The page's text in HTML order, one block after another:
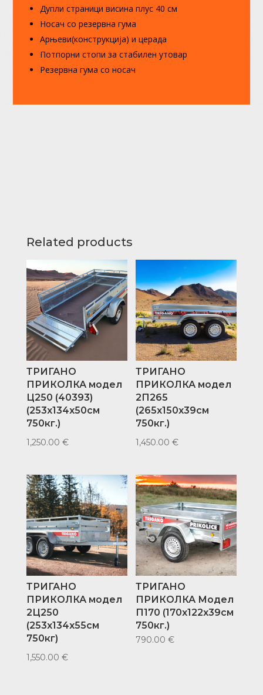
Дупли страници висина плус 40 см
Носач со резервна гума
Арњеви(конструкција) и церада
Потпорни стопи за стабилен утовар
Резервна гума со носач
Related products
ТРИГАНО
ПРИКОЛКА модел
Ц250 (40393)
(253х134х50см
750кг.)
1,250.00 €
ТРИГАНО
ПРИКОЛКА модел
2П265
(265x150x39см
750кг.)
1,450.00€
ТРИГАНО
ПРИКОЛКА модел
2Ц250
(253х134х55см
750кг)
1,550.00 €
ТРИГАНО
ПРИКОЛКА Модел
П170 (170х122х39см
750кг.)
790.00€